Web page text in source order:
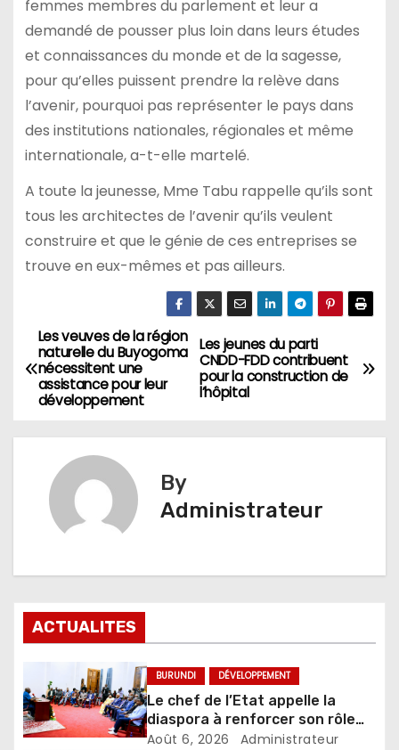
femmes membres du parlement et leur a
demandé de pousser plus loin dans leurs études
et connaissances du monde et de la sagesse,
pour qu’elles puissent prendre la relève dans
l’avenir, pourquoi pas représenter le pays dans
des institutions nationales, régionales et même
internationale, a-t-elle martelé.
A toute la jeunesse, Mme Tabu rappelle qu’ils sont
tous les architectes de l’avenir qu’ils veulent
construire et que le génie de ces entreprises se
trouve en eux-mêmes et pas ailleurs.
Navigation
de
Les jeunes du parti
CNDD-FDD contribuent
pour la construction de
l’hôpital
Les veuves de la région
naturelle du Buyogoma
nécessitent une
assistance pour leur
développement
By
Administrateur
ACTUALITES
BURUNDI DÉVELOPPEMENT
Le chef de l’Etat appelle la
diaspora à renforcer son rôle
dans le développement du pays
Août 6, 2026 Administrateur